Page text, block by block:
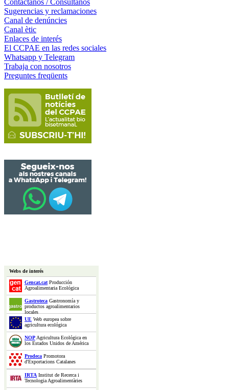
Contáctanos / Consúltanos
Sugerencias y reclamaciones
Canal de denúncies
Canal ètic
Enlaces de interés
El CCPAE en las redes sociales
Whatsapp y Telegram
Trabaja con nosotros
Preguntes freqüents
Webs de interés
Gencat.catProducción
Agroalimentaria Ecológica
Gastroteca Gastronomía y
productos agroalimentarios
locales
UE Web europea sobre
agricultura ecológica
NOPAgricultura Ecológica en
los Estados Unidos de América
Prodeca Promotora
d'Exportacions Catalanes
IRTA Institut de Recerca i
Tecnologia Agroalimentàries